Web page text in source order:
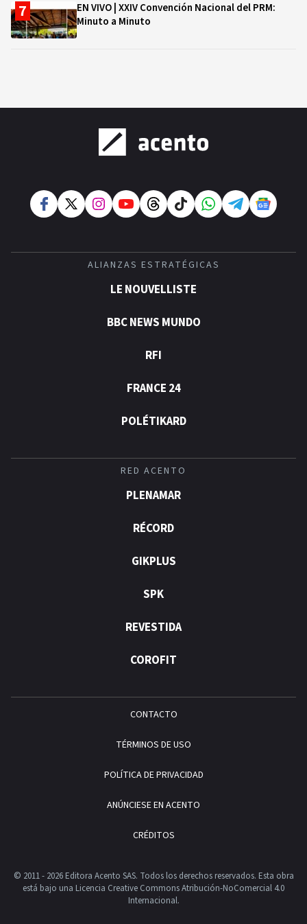
EN VIVO | XXIV Convención Nacional del PRM:
Minuto a Minuto
ALIANZAS ESTRATÉGICAS
LE NOUVELLISTE
BBC NEWS MUNDO
RFI
FRANCE 24
POLÉTIKARD
RED ACENTO
PLENAMAR
RÉCORD
GIKPLUS
SPK
REVESTIDA
COROFIT
CONTACTO
TÉRMINOS DE USO
POLÍTICA DE PRIVACIDAD
ANÚNCIESE EN ACENTO
CRÉDITOS
© 2011 - 2026 Editora Acento SAS. Todos los derechos reservados. Esta obra
está bajo una Licencia Creative Commons Atribución-NoComercial 4.0
Internacional.